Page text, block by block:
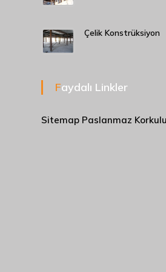
Çelik Konstrüksiyon
Faydalı Linkler
Sitemap Paslanmaz